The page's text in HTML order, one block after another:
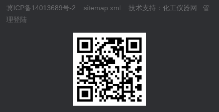
冀ICP备14013689号-2
sitemap.xml 技术支持：化工仪器网
管
理登陆